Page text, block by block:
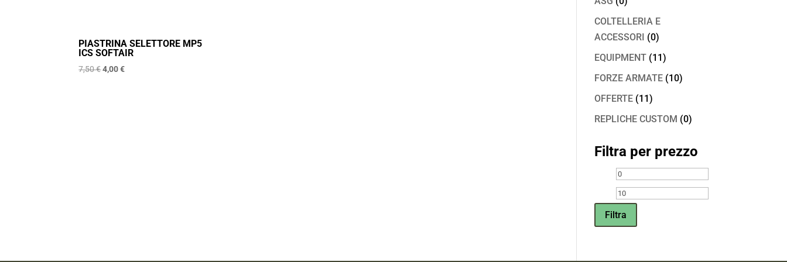
PIASTRINA SELETTORE MP5
ICS SOFTAIR
7,50€Il
4,00€Il
COLTELLERIA E
ACCESSORI (0)
EQUIPMENT (11)
FORZE ARMATE (10)
OFFERTE (11)
REPLICHE CUSTOM (0)
Filtra per prezzo
Prezzo
Min
Filtra